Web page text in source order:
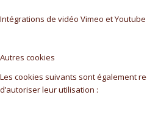
Intégrations de vidéo Vimeo et Youtube
Autres cookies
Les cookies suivants sont également
d’autoriser leur utilisation :